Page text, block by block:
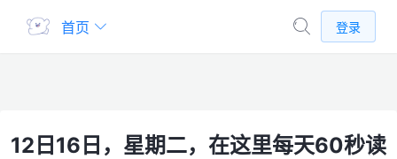
首页 登录
12日16日，星期二，在这里每天60秒读